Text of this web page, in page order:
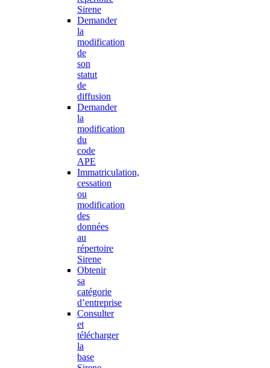
Sirene
Demander
la
modification
de
son
statut
de
diffusion
Demander
la
modification
du
code
APE
Immatriculation,
cessation
ou
modification
des
données
au
répertoire
Sirene
Obtenir
sa
catégorie
d’entreprise
Consulter
et
télécharger
la
base